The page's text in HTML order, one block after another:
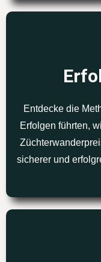
Entdecke die
Erfolgen führten,
sicherer und